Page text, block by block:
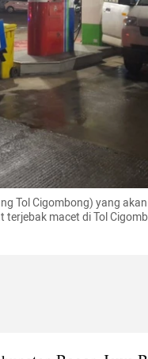
Tol Cigombong) yang akan
macet di Tol